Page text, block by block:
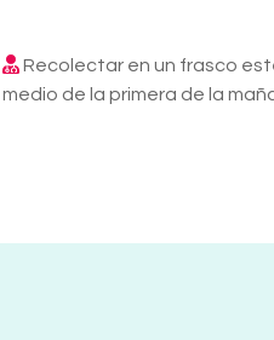
Recolectar en un frasco
medio de la primera de la